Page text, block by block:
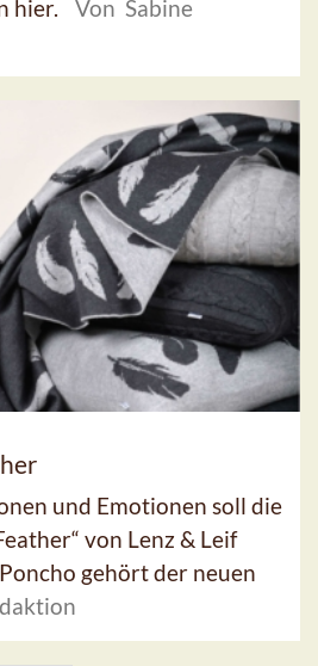
hier.
Von Sabine
und Emotionen soll die
von Lenz & Leif
gehört der neuen